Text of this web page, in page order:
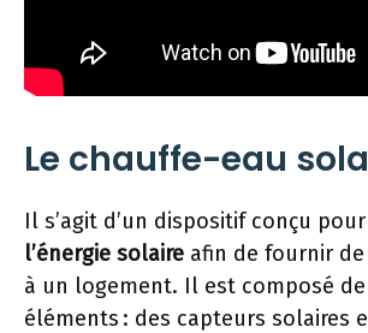
Le chauffe-eau
Il s’agit d’un dispositif conçu pour
l’énergie solaire afin de fournir de
à un logement. Il est composé
éléments : des capteurs solaires